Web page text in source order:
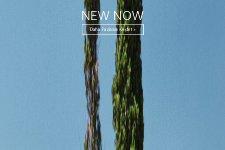
NEW NOW
Daha Fazlasını Keşfet >